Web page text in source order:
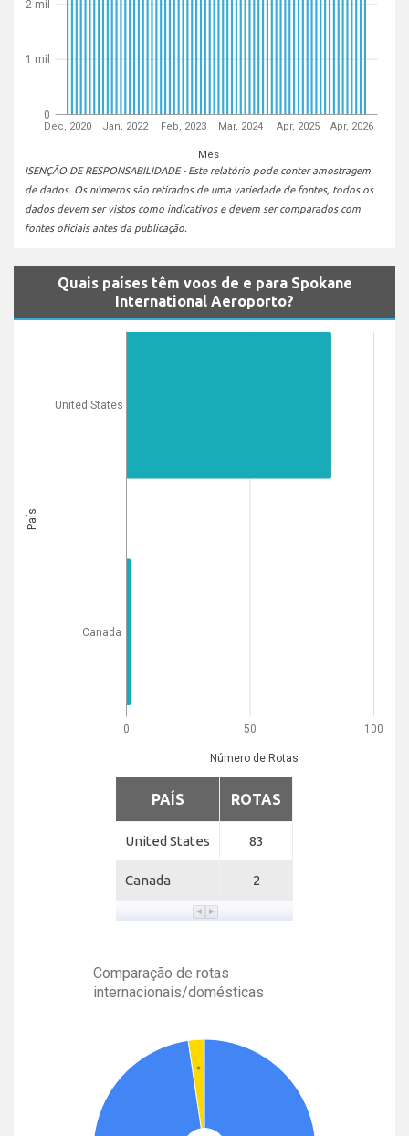
Dec, 2020 Jan, 2022 Feb, 2023 Mar, 2024 Apr, 2025 Apr, 2026
Mês
0
1 mil
2 mil
ISENÇÃO DE RESPONSABILIDADE - Este relatório pode conter amostragem
de dados. Os números são retirados de uma variedade de fontes, todos os
dados devem ser vistos como indicativos e devem ser comparados com
fontes oficiais antes da publicação.
Quais países têm voos de e para Spokane
International Aeroporto?
0 50 100
Número de Rotas
United States
Canada
País
PAÍS ROTAS
United States 83
Canada 2
Comparação de rotas
internacionais/domésticas